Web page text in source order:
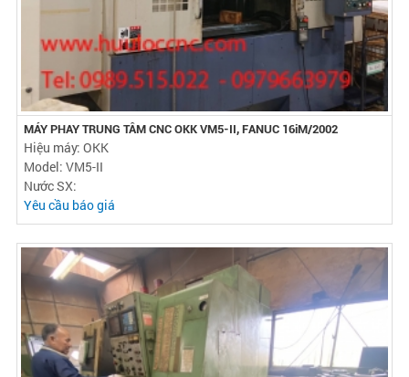
MÁY PHAY TRUNG TÂM CNC OKK VM5-II, FANUC 16iM/2002
Hiệu máy: OKK
Model: VM5-II
Nước SX:
Yêu cầu báo giá